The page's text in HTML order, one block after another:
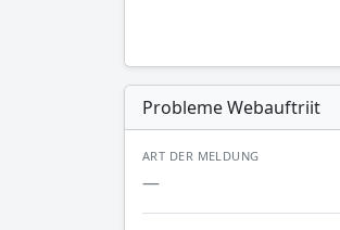
Probleme Webauftriit
ART DER MELDUNG
—